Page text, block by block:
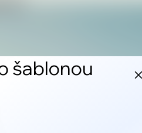
šablonou